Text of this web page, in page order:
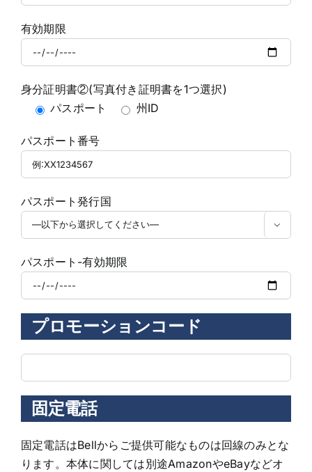
有効期限
身分証明書②(写真付き証明書を1つ選択)
パスポート
州ID
パスポート番号
パスポート発行国

パスポート-有効期限
プロモーションコード
固定電話
固定電話はBellからご提供可能なものは回線のみとな
ります。本体に関しては別途AmazonやeBayなどオ